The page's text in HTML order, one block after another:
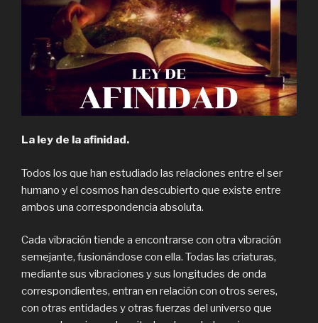
La ley de la afinidad.
Todos los que han estudiado las relaciones entre el ser
humano y el cosmos han descubierto que existe entre
ambos una correspondencia absoluta.
Cada vibración tiende a encontrarse con otra vibración
semejante, fusionándose con ella. Todas las criaturas,
mediante sus vibraciones y sus longitudes de onda
correspondientes, entran en relación con otros seres,
con otras entidades y otras fuerzas del universo que